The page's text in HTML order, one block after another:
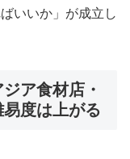
いいか」が成立し
ア食材店・
度は上がる